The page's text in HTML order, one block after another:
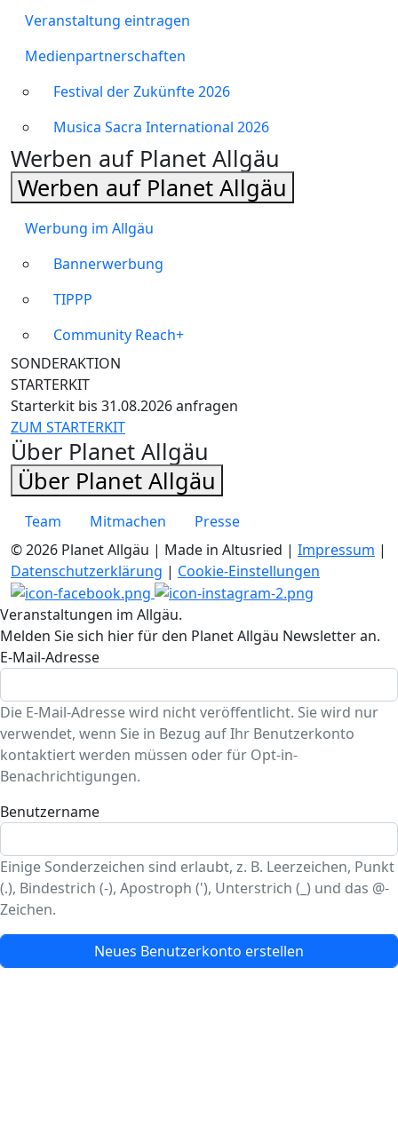
Veranstaltung eintragen
Medienpartnerschaften
Festival der Zukünfte 2026
Musica Sacra International 2026
Werben auf Planet Allgäu
Werben auf Planet Allgäu
Werbung im Allgäu
Bannerwerbung
TIPPP
Community Reach+
SONDERAKTION
STARTERKIT
Starterkit bis 31.08.2026 anfragen
ZUM STARTERKIT
Über Planet Allgäu
Über Planet Allgäu
Team Mitmachen
Presse
© 2026 Planet Allgäu | Made in Altusried | Impressum |
Datenschutzerklärung | Cookie-Einstellungen
Veranstaltungen im Allgäu.
Melden Sie sich hier für den Planet Allgäu Newsletter an.
E-Mail-Adresse
Die E-Mail-Adresse wird nicht veröffentlicht. Sie wird nur
verwendet, wenn Sie in Bezug auf Ihr Benutzerkonto
kontaktiert werden müssen oder für Opt-in-
Benachrichtigungen.
Benutzername
Einige Sonderzeichen sind erlaubt, z. B. Leerzeichen, Punkt
(.), Bindestrich (-), Apostroph ('), Unterstrich (_) und das @-
Zeichen.